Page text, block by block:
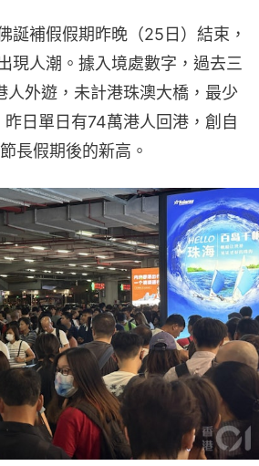
誕補假假期昨晚（25日）結束，
現人潮。據入境處數字，過去三
人外遊，未計港珠澳大橋，最少
昨日單日有74萬港人回港，創自
長假期後的新高。